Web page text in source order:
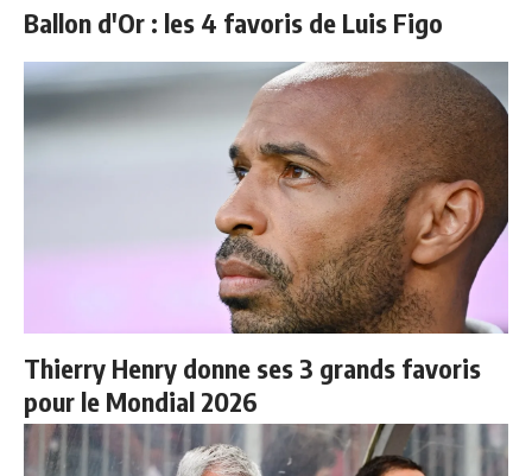
Ballon d'Or : les 4 favoris de Luis Figo
Thierry Henry donne ses 3 grands favoris
pour le Mondial 2026